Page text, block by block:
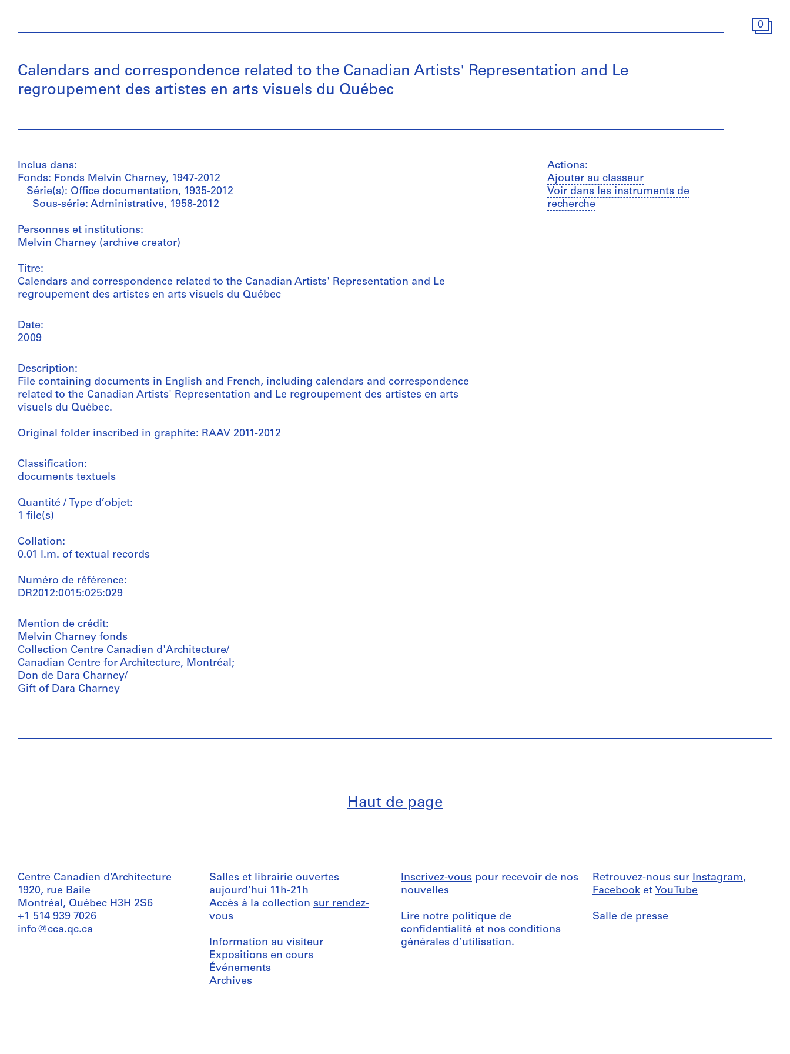
0
Calendars and correspondence related to the Canadian Artists' Representation and Le
regroupement des artistes en arts visuels du Québec
Inclus dans:
Fonds: Fonds Melvin Charney, 1947-2012
Série(s): Office documentation, 1935-2012
Sous-série: Administrative, 1958-2012
Personnes et institutions:
Melvin Charney (archive creator)
Titre:
Calendars and correspondence related to the Canadian Artists' Representation and Le
regroupement des artistes en arts visuels du Québec
Date:
2009
Description:
File containing documents in English and French, including calendars and correspondence
related to the Canadian Artists' Representation and Le regroupement des artistes en arts
visuels du Québec.
Original folder inscribed in graphite: RAAV 2011-2012
Classification:
documents textuels
Quantité / Type d’objet:
1 file(s)
Collation:
0.01 l.m. of textual records
Numéro de référence:
DR2012:0015:025:029
Mention de crédit:
Melvin Charney fonds
Collection Centre Canadien d'Architecture/
Canadian Centre for Architecture, Montréal;
Don de Dara Charney/
Gift of Dara Charney
Actions:
Ajouter au classeur
Voir dans les instruments de
recherche
Haut de page
Centre Canadien d’Architecture
1920, rue Baile
Montréal, Québec H3H 2S6
+1 514 939 7026
info@cca.qc.ca
Salles et librairie ouvertes
aujourd’hui 11h-21h
Accès à la collection sur rendez-
vous
Information au visiteur
Expositions en cours
Événements
Archives
Inscrivez-vous pour recevoir de nos
nouvelles
Lire notre politique de
confidentialité et nos conditions
générales d’utilisation.
Retrouvez-nous sur Instagram,
Facebook et YouTube
Salle de presse